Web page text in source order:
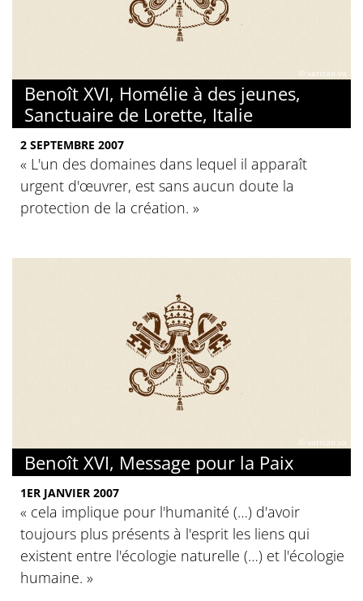
© vatican.va
Benoît XVI, Homélie à des jeunes,
Sanctuaire de Lorette, Italie
2 SEPTEMBRE 2007
« L'un des domaines dans lequel il apparaît
urgent d'œuvrer, est sans aucun doute la
protection de la création. »
© vatican.va
Benoît XVI, Message pour la Paix
1ER JANVIER 2007
« cela implique pour l'humanité (…) d'avoir
toujours plus présents à l'esprit les liens qui
existent entre l'écologie naturelle (…) et l'écologie
humaine. »